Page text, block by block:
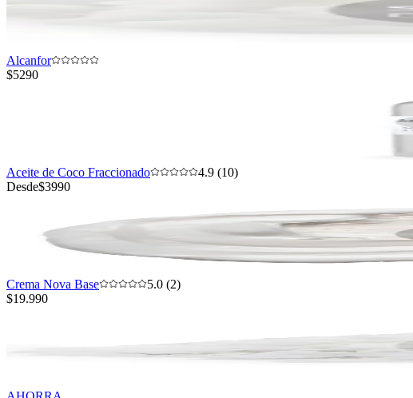
Alcanfor
$5290
Aceite de Coco Fraccionado
4.9 (10)
Desde$3990
Crema Nova Base
5.0 (2)
$19.990